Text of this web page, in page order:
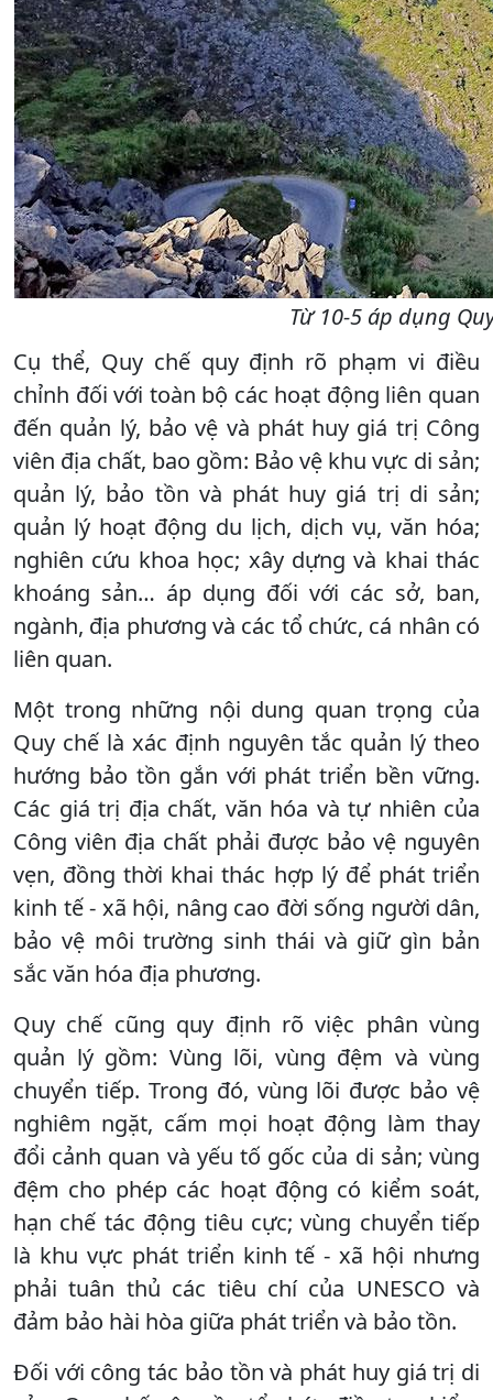
Từ 10-5 áp dụng
Cụ thể, Quy chế quy định rõ phạm vi điều
chỉnh đối với toàn bộ các hoạt động liên quan
đến quản lý, bảo vệ và phát huy giá trị Công
viên địa chất, bao gồm: Bảo vệ khu vực di sản;
quản lý, bảo tồn và phát huy giá trị di sản;
quản lý hoạt động du lịch, dịch vụ, văn hóa;
nghiên cứu khoa học; xây dựng và khai thác
khoáng sản… áp dụng đối với các sở, ban,
ngành, địa phương và các tổ chức, cá nhân có
liên quan.
Một trong những nội dung quan trọng của
Quy chế là xác định nguyên tắc quản lý theo
hướng bảo tồn gắn với phát triển bền vững.
Các giá trị địa chất, văn hóa và tự nhiên của
Công viên địa chất phải được bảo vệ nguyên
vẹn, đồng thời khai thác hợp lý để phát triển
kinh tế - xã hội, nâng cao đời sống người dân,
bảo vệ môi trường sinh thái và giữ gìn bản
sắc văn hóa địa phương.
Quy chế cũng quy định rõ việc phân vùng
quản lý gồm: Vùng lõi, vùng đệm và vùng
chuyển tiếp. Trong đó, vùng lõi được bảo vệ
nghiêm ngặt, cấm mọi hoạt động làm thay
đổi cảnh quan và yếu tố gốc của di sản; vùng
đệm cho phép các hoạt động có kiểm soát,
hạn chế tác động tiêu cực; vùng chuyển tiếp
là khu vực phát triển kinh tế - xã hội nhưng
phải tuân thủ các tiêu chí của UNESCO và
đảm bảo hài hòa giữa phát triển và bảo tồn.
Đối với công tác bảo tồn và phát huy giá trị di